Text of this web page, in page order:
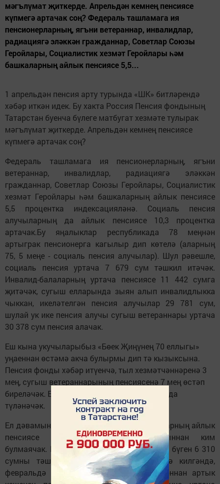
мәгълүмат җиткерде. Апрельдән кемнең пенсиясе
күпмегә артачак соң? Федераль ташламага ия
пенсионерларның, ягъни ветераннар, инвалидлар,
радиациягә эләккән гражданнар, Советлар Союзы
Геройлары, Социалистик хезмәт Геройлары һәм
башкаларның айлык пенсиясе 5,5...
1 апрельдән пенсия арту турында «ШК» битләрендә
хәбәр иткән идек. Бу хакта ­Россия Пенсия фондының
Татарстан буенча бүлеге матбугат хезмәте тулырак
мәгълүмат җиткерде. Апрельдән кемнең пенсиясе
күпмегә артачак соң?
Федераль ташламага ия пенсионерларның, ягъни
ветераннар, инвалидлар, радиациягә эләккән
гражданнар, Советлар Союзы Геройлары, Социалистик
хезмәт Геройлары һәм башкаларның айлык пенсиясе
5,5 процентка индексацияләнә. Социаль пенсия
алучыларның да айлык пенсиясе 10,3 процентка
артачак.Бу яңалыклар республикада 78 меңнән
артыграк пенсионерга кагылыр дип көтелә (аларның
75, 5 меңе - социаль пенсия алучылар). Шул рәвешле,
социаль пенсия уртача 7 679 сум тәшкил итәчәк.
Инвалид-балаларның уртача пенсиясе 11 442 сумга
җитәчәк, сугыш елларында зыян алып инвалидлыкка
чыккан, икеләтелгән ­пенсия алучылар 29 781 сум,
шулай ук ике пенсия алучы сугыш ветераннары уртача
30 378 сум пенсия алачак.
Еш кына укучыларыбыз «Бөек Җиңүнең 70 еллыгы»
уңаеннан өстәмә акча булырмы дип тә кызыксына.
Пенсия фонды хәбәр итүенчә, тыл хезмәтчәннәренә 3
мең, сугыш ветеран­нарының ­пенсиясенә 7 мең өстәп
бире­лә­чәк. Бу акчалар апрель-май айларында
түләнәчәк.
Ел дәвамында Татарстандагы пенсионерларның айлык
пенсиясе төбәктәге яшәү минимумыннан ким
булмаячак. Безнең республикада ул сумма бүген 6 310
сумны тәшкил итә. Иминият ­пенсиясенә килгәндә,
февральдә Татарстан буенча бер миллионнан артык